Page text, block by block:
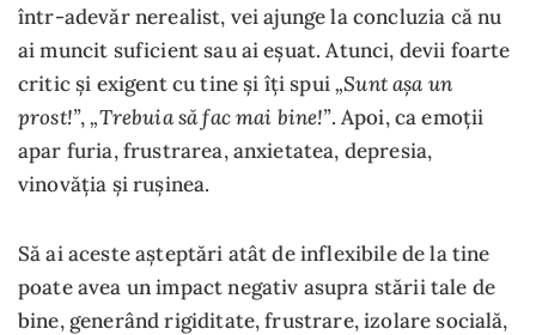
într-adevăr nerealist, vei ajunge la concluzia că nu
ai muncit suficient sau ai eșuat. Atunci, devii foarte
critic și exigent cu tine și îți spui„Sunt așa un
prost!”,„Trebuia să fac mai bine!”. Apoi, ca emoții
apar furia, frustrarea, anxietatea, depresia,
vinovăția și rușinea.
Să ai aceste așteptări atât de inflexibile de la tine
poate avea un impact negativ asupra stării tale de
bine, generând rigiditate, frustrare, izolare socială,